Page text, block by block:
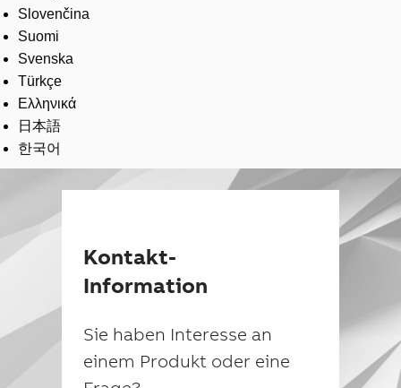
Slovenčina
Suomi
Svenska
Türkçe
Ελληνικά
日本語
한국어
Kontakt-
Information
Sie haben Interesse an
einem Produkt oder eine